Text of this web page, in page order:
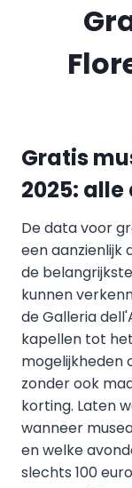
Gratis
2025:
De data voor
een aanzienlijk
de
kunnen
de Galleria
kapellen tot
mogelijkheden
zonder ook
korting. Laten
wanneer
en welke
slechts 100